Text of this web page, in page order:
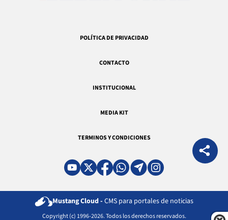
POLÍTICA DE PRIVACIDAD
CONTACTO
INSTITUCIONAL
MEDIA KIT
TERMINOS Y CONDICIONES
Mustang Cloud - CMS para portales de noticias
Copyright (c) 1996-2026. Todos los derechos reservados.